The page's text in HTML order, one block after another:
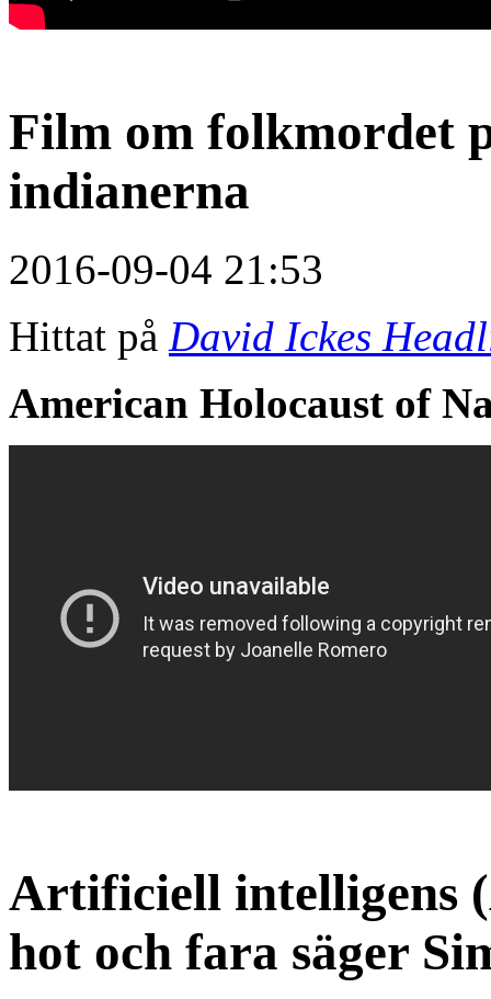
Film om folkmordet
indianerna
2016-09-04 21:53
Hittat på David Ickes
American Holocaust of
Artificiell intelligens
hot och fara säger